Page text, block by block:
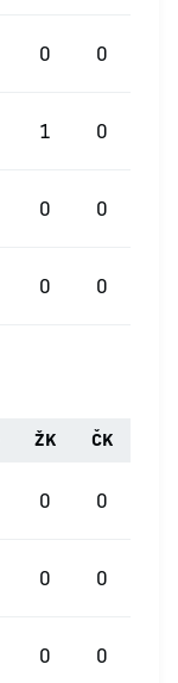
0 0
1 0
0 0
0 0
ŽK ČK
0 0
0 0
0 0